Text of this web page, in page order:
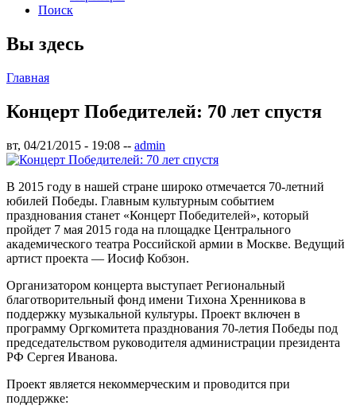
Поиск
Вы здесь
Главная
Концерт Победителей: 70 лет спустя
вт, 04/21/2015 - 19:08 -- admin
В 2015 году в нашей стране широко отмечается 70-летний
юбилей Победы. Главным культурным событием
празднования станет «Концерт Победителей», который
пройдет 7 мая 2015 года на площадке Центрального
академического театра Российской армии в Москве. Ведущий
артист проекта — Иосиф Кобзон.
Организатором концерта выступает Региональный
благотворительный фонд имени Тихона Хренникова в
поддержку музыкальной культуры. Проект включен в
программу Оргкомитета празднования 70-летия Победы под
председательством руководителя администрации президента
РФ Сергея Иванова.
Проект является некоммерческим и проводится при
поддержке: